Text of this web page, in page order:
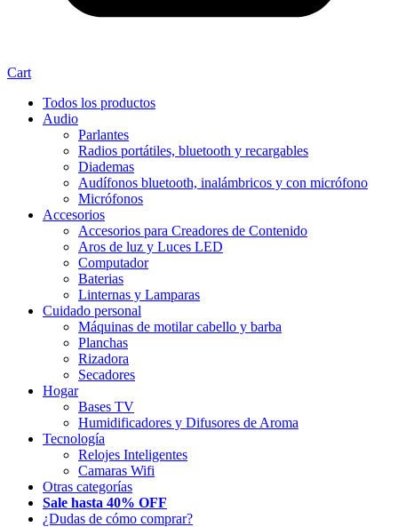
Cart
Todos los productos
Audio
Parlantes
Radios portátiles, bluetooth y recargables
Diademas
Audífonos bluetooth, inalámbricos y con micrófono
Micrófonos
Accesorios
Accesorios para Creadores de Contenido
Aros de luz y Luces LED
Computador
Baterias
Linternas y Lamparas
Cuidado personal
Máquinas de motilar cabello y barba
Planchas
Rizadora
Secadores
Hogar
Bases TV
Humidificadores y Difusores de Aroma
Tecnología
Relojes Inteligentes
Camaras Wifi
Otras categorías
Sale hasta 40% OFF
¿Dudas de cómo comprar?